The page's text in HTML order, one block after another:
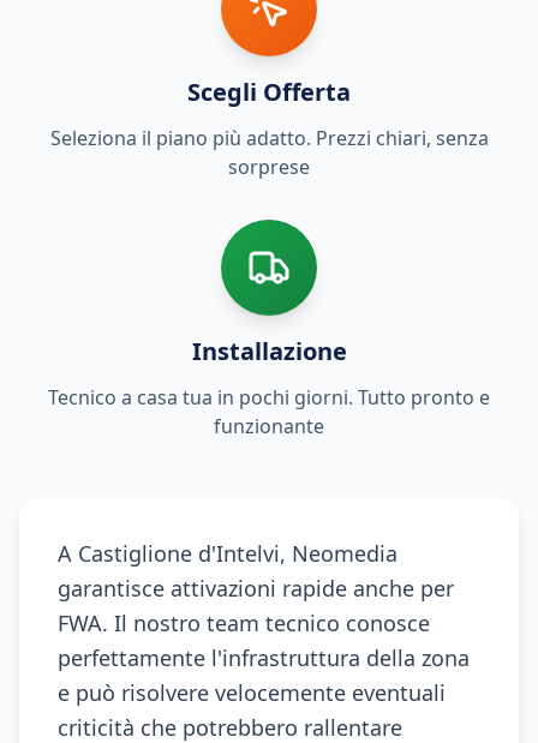
Scegli Offerta
Seleziona il piano più adatto. Prezzi chiari, senza
sorprese
Installazione
Tecnico a casa tua in pochi giorni. Tutto pronto e
funzionante
A Castiglione d'Intelvi, Neomedia
garantisce attivazioni rapide anche per
FWA. Il nostro team tecnico conosce
perfettamente l'infrastruttura della zona
e può risolvere velocemente eventuali
criticità che potrebbero rallentare